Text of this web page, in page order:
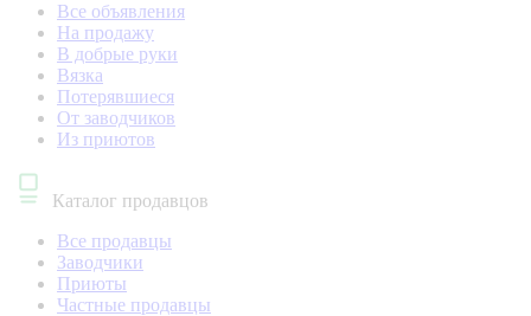
Все объявления
На продажу
В добрые руки
Вязка
Потерявшиеся
От заводчиков
Из приютов
Каталог продавцов
Все продавцы
Заводчики
Приюты
Частные продавцы